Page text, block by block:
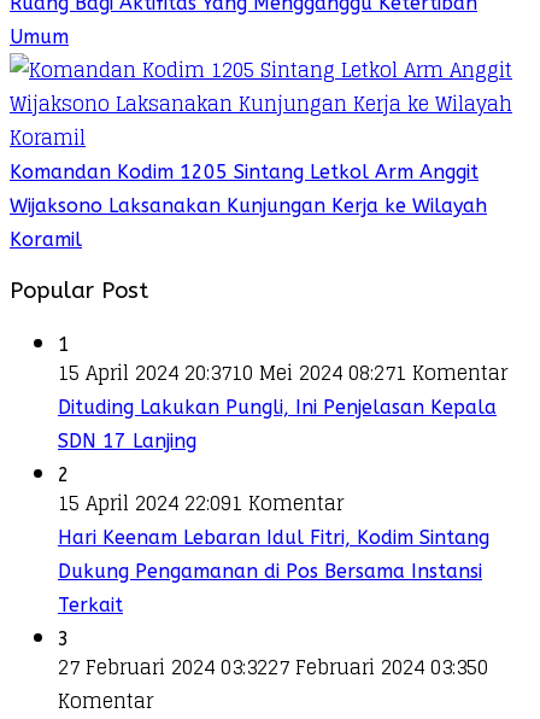
Umum
Komandan Kodim 1205 Sintang Letkol Arm Anggit
Wijaksono Laksanakan Kunjungan Kerja ke Wilayah
Koramil
Popular Post
1
15 April 2024 20:3710 Mei 2024 08:271 Komentar
Dituding Lakukan Pungli, Ini Penjelasan Kepala
SDN 17 Lanjing
2
15 April 2024 22:091 Komentar
Hari Keenam Lebaran Idul Fitri, Kodim Sintang
Dukung Pengamanan di Pos Bersama Instansi
Terkait
3
27 Februari 2024 03:3227 Februari 2024 03:350
Komentar